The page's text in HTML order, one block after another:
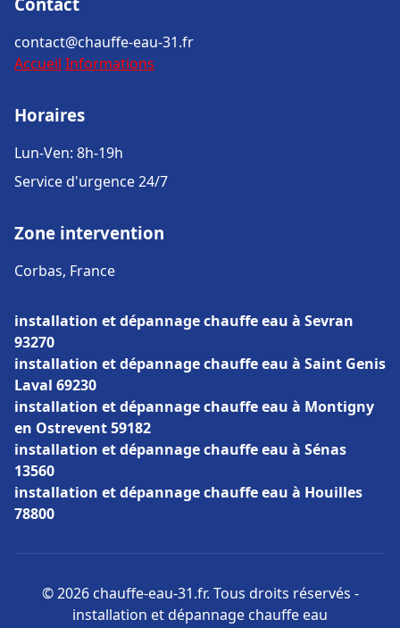
contact@chauffe-eau-31.fr
Accueil Informations
Horaires
Lun-Ven: 8h-19h
Service d'urgence 24/7
Zone intervention
Corbas, France
installation et dépannage chauffe eau à Sevran
93270
installation et dépannage chauffe eau à Saint Genis
Laval 69230
installation et dépannage chauffe eau à Montigny
en Ostrevent 59182
installation et dépannage chauffe eau à Sénas
13560
installation et dépannage chauffe eau à Houilles
78800
© 2026 chauffe-eau-31.fr. Tous droits réservés -
installation et dépannage chauffe eau